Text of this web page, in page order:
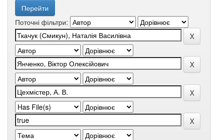
Поточні фільтри: